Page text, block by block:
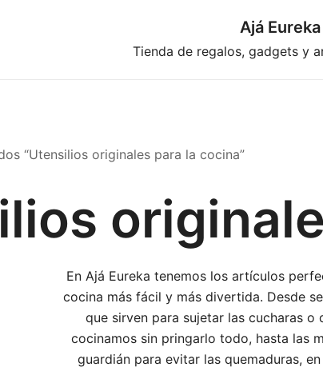
Ajá Eureka
Tienda de regalos, gadgets y
“Utensilios originales para la cocina”
En Ajá Eureka tenemos los artículos
cocina más fácil y más divertida. Desde
que sirven para sujetar las cucharas o
cocinamos sin pringarlo todo, hasta las
guardián para evitar las quemaduras,